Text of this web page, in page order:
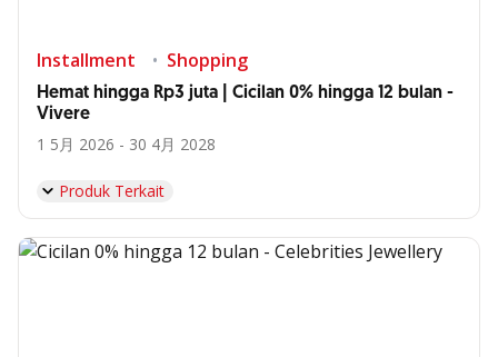
Installment Shopping
Hemat hingga Rp3 juta | Cicilan 0% hingga 12 bulan -
Vivere
1 5月 2026 - 30 4月 2028
Produk Terkait